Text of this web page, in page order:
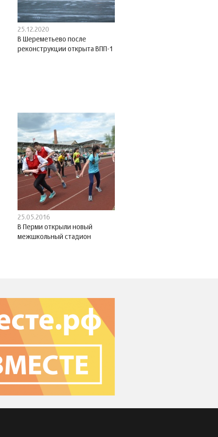
25.12.2020
В Шереметьево после
реконструкции открыта ВПП-1
25.05.2016
В Перми открыли новый
межшкольный стадион